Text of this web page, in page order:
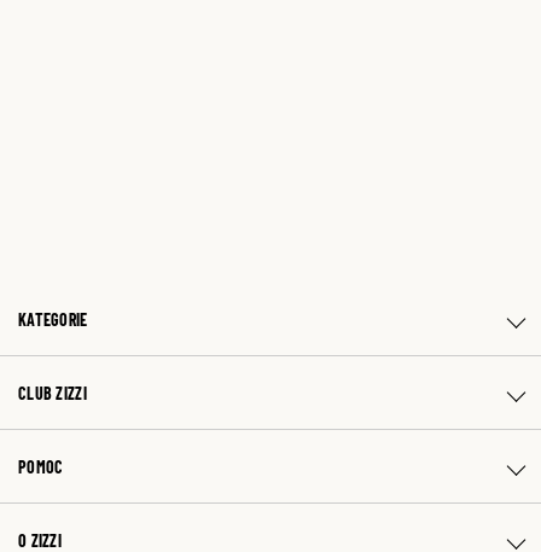
KATEGORIE
CLUB ZIZZI
POMOC
O ZIZZI